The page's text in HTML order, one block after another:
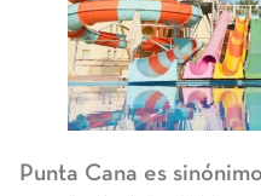
Punta Cana es